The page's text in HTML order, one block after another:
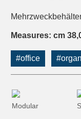
Measures: cm
#office
Modular